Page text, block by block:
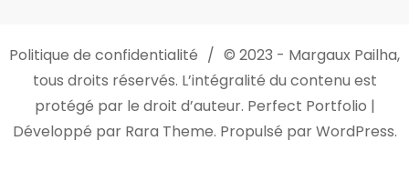
Politique de confidentialité
© 2023 - Margaux Pailha,
tous droits réservés. L’intégralité du contenu est
protégé par le droit d’auteur. Perfect Portfolio |
Développé par Rara Theme. Propulsé parWordPress.